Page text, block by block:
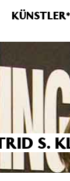
S.